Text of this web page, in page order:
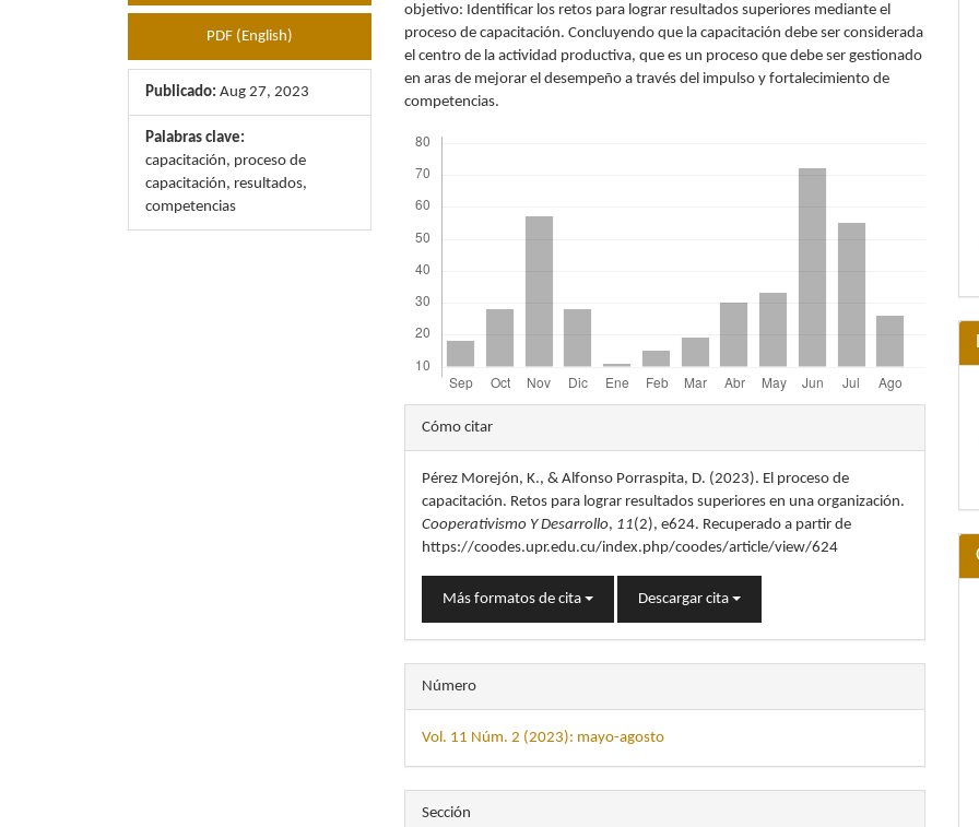
PDF (English)
Publicado: Aug 27, 2023
Palabras clave:
capacitación, proceso de
capacitación, resultados,
competencias
objetivo: Identificar los retos para lograr resultados superiores mediante el
proceso de capacitación. Concluyendo que la capacitación debe ser considerada
el centro de la actividad productiva, que es un proceso que debe ser gestionado
en aras de mejorar el desempeño a través del impulso y fortalecimiento de
competencias.
Detalles
del
artículo
Cómo citar
Pérez Morejón, K., & Alfonso Porraspita, D. (2023). El proceso de
capacitación. Retos para lograr resultados superiores en una organización.
Cooperativismo Y Desarrollo, 11(2), e624. Recuperado a partir de
https://coodes.upr.edu.cu/index.php/coodes/article/view/624
Más formatos de cita Descargar cita
Número
Vol. 11 Núm. 2 (2023): mayo-agosto
Sección